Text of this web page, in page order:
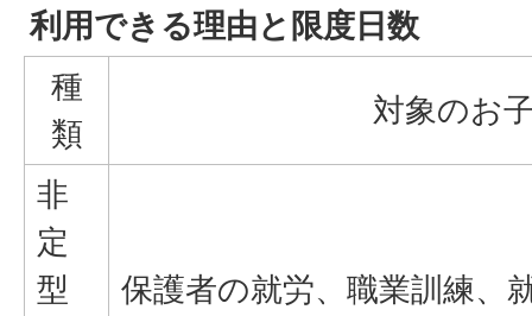
利用できる理由と限度日数
種
類
対象のお
非
定
型
保護者の就労、職業訓練、